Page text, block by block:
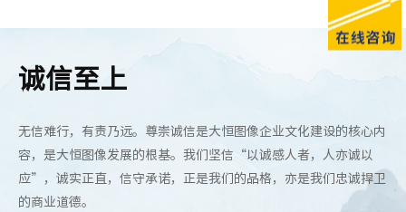
诚信至上
无信难行，有责乃远。尊崇诚信是大恒图像企业文化建设的核心内
容，是大恒图像发展的根基。我们坚信“以诚感人者，人亦诚以
应”，诚实正直，信守承诺，正是我们的品格，亦是我们忠诚捍卫
的商业道德。